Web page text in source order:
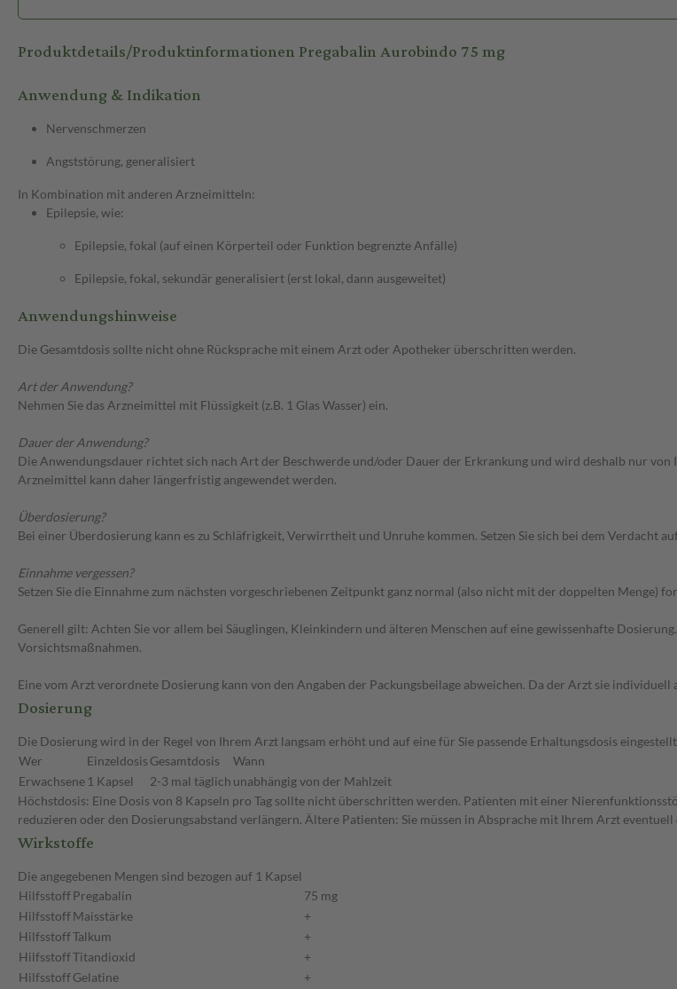
Produktdetails/Produktinformationen Pregabalin Aurobindo 75 mg
Anwendung & Indikation
Nervenschmerzen
Angststörung, generalisiert
In Kombination mit anderen Arzneimitteln:
Epilepsie, wie:
Epilepsie, fokal (auf einen Körperteil oder Funktion begrenzte Anfälle)
Epilepsie, fokal, sekundär generalisiert (erst lokal, dann ausgeweitet)
Anwendungshinweise
Die Gesamtdosis sollte nicht ohne Rücksprache mit einem Arzt oder Apotheker überschritten werden.
Art der Anwendung?
Nehmen Sie das Arzneimittel mit Flüssigkeit (z.B. 1 Glas Wasser) ein.
Dauer der Anwendung?
Die Anwendungsdauer richtet sich nach Art der Beschwerde und/oder Dauer der Erkrankung und wird deshalb nur
Arzneimittel kann daher längerfristig angewendet werden.
Überdosierung?
Bei einer Überdosierung kann es zu Schläfrigkeit, Verwirrtheit und Unruhe kommen. Setzen Sie sich bei dem Verdacht
Einnahme vergessen?
Setzen Sie die Einnahme zum nächsten vorgeschriebenen Zeitpunkt ganz normal (also nicht mit der doppelten Menge)
Generell gilt: Achten Sie vor allem bei Säuglingen, Kleinkindern und älteren Menschen auf eine gewissenhafte
Vorsichtsmaßnahmen.
Eine vom Arzt verordnete Dosierung kann von den Angaben der Packungsbeilage abweichen. Da der Arzt sie
Dosierung
Die Dosierung wird in der Regel von Ihrem Arzt langsam erhöht und auf eine für Sie passende Erhaltungsdosis
Wer
Einzeldosis Gesamtdosis
Wann
Erwachsene 1 Kapsel 2-3 mal täglich unabhängig von der Mahlzeit
Höchstdosis: Eine Dosis von 8 Kapseln pro Tag sollte nicht überschritten werden. Patienten mit einer
reduzieren oder den Dosierungsabstand verlängern. Ältere Patienten: Sie müssen in Absprache mit Ihrem Arzt
Wirkstoffe
Die angegebenen Mengen sind bezogen auf 1 Kapsel
HilfsstoffPregabalin
75 mg
HilfsstoffMaisstärke
+
HilfsstoffTalkum
+
HilfsstoffTitandioxid
+
HilfsstoffGelatine
+